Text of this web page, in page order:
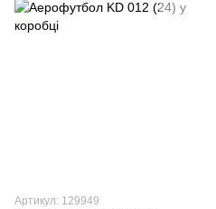
Артикул: 129949